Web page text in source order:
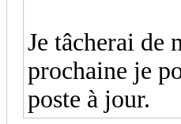
Je tâcherai de
prochaine je
poste à jour.